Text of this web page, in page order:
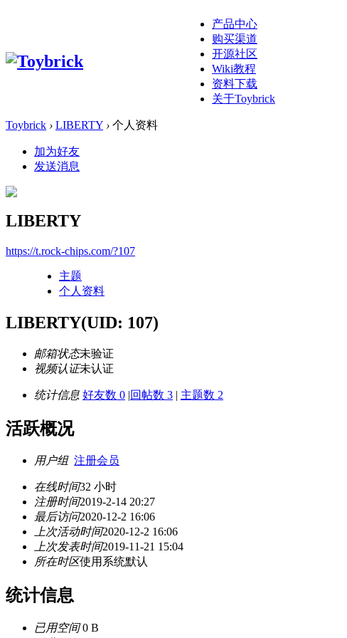
产品中心
购买渠道
开源社区
Wiki教程
资料下载
关于Toybrick
Toybrick › LIBERTY › 个人资料
加为好友
发送消息
LIBERTY
https://t.rock-chips.com/?107
主题
个人资料
LIBERTY(UID: 107)
邮箱状态未验证
视频认证未认证
统计信息 好友数 0 |回帖数 3 | 主题数 2
活跃概况
用户组 注册会员
在线时间32 小时
注册时间2019-2-14 20:27
最后访问2020-12-2 16:06
上次活动时间2020-12-2 16:06
上次发表时间2019-11-21 15:04
所在时区使用系统默认
统计信息
已用空间0 B